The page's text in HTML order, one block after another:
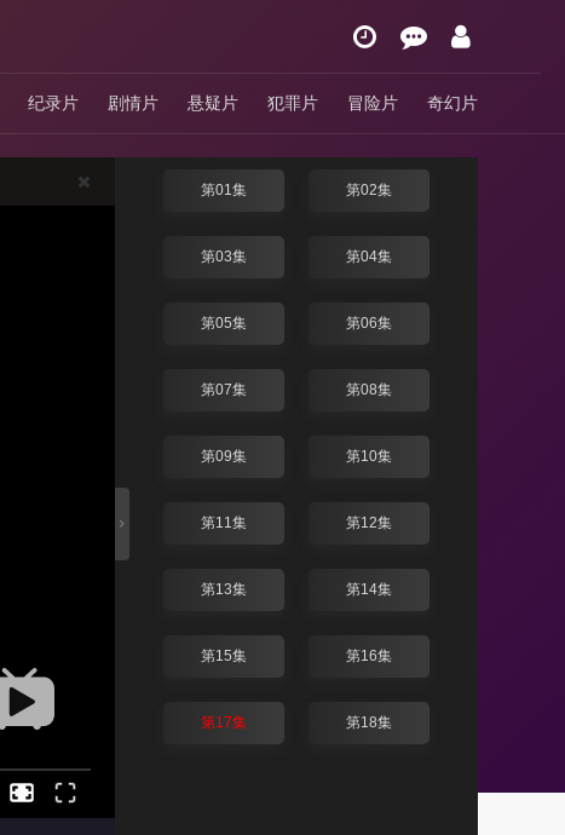
纪录片 剧情片 悬疑片 犯罪片 冒险片 奇幻片
月下禁爱
换线路
4.0分/ 泰剧 / 泰国 / 2024
第01集 第02集
第03集 第04集
第05集 第06集
第07集 第08集
第09集 第10集
第11集 第12集
第13集 第14集
第15集 第16集
第17集 第18集